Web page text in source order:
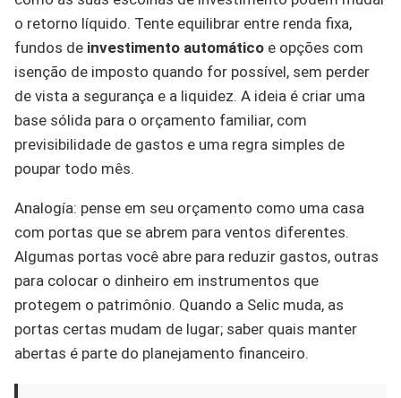
o retorno líquido. Tente equilibrar entre renda fixa,
fundos de investimento automático e opções com
isenção de imposto quando for possível, sem perder
de vista a segurança e a liquidez. A ideia é criar uma
base sólida para o orçamento familiar, com
previsibilidade de gastos e uma regra simples de
poupar todo mês.
Analogía: pense em seu orçamento como uma casa
com portas que se abrem para ventos diferentes.
Algumas portas você abre para reduzir gastos, outras
para colocar o dinheiro em instrumentos que
protegem o patrimônio. Quando a Selic muda, as
portas certas mudam de lugar; saber quais manter
abertas é parte do planejamento financeiro.